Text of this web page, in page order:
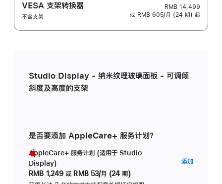
VESA 支架转换器
不含支架
RMB 14,499
或 RMB 605/月 (24 期) 起
Studio Display - 纳米纹理玻璃面板 - 可调倾
斜度及高度的支架
是否要添加 AppleCare+ 服务计划？
AppleCare+ 服务计划 (适用于 Studio
Display)
RMB 1,249 或 RMB 53/月 (24 期)
添加